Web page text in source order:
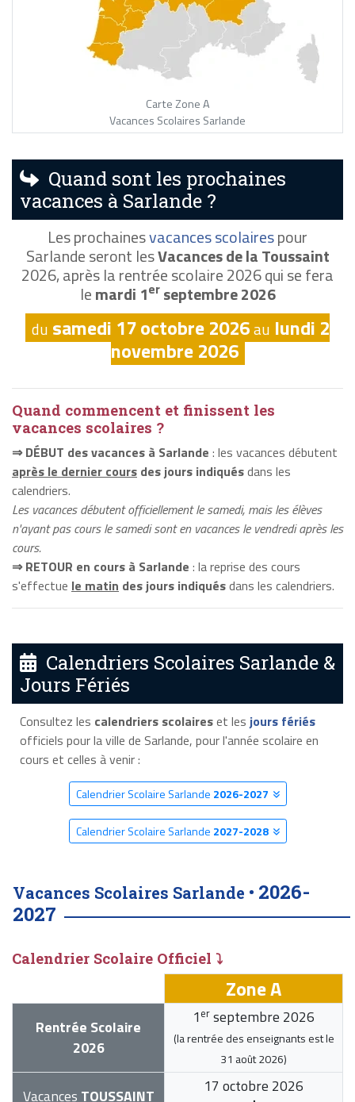
Carte Zone A
Vacances Scolaires Sarlande
Quand sont les prochaines
vacances à Sarlande ?
Les prochainesvacances scolairespour
Sarlande seront lesVacances de la Toussaint
2026, après la rentrée scolaire 2026 qui se fera
lemardi 1erseptembre 2026
du samedi 17 octobre 2026au lundi 2
novembre 2026
Quand commencent et finissent les
vacances scolaires ?
⇒ DÉBUT des vacances à Sarlande : les vacances débutent
après le dernier cours des jours indiquésdans les
calendriers.
Les vacances débutent officiellement le samedi, mais les élèves
n'ayant pas cours le samedi sont en vacances le vendredi après les
cours.
⇒ RETOUR en cours à Sarlande : la reprise des cours
s'effectue le matin des jours indiquésdans les calendriers.
Calendriers Scolaires Sarlande &
Jours Fériés
Consultez les calendriers scolaireset les jours fériés
officiels pour la ville de Sarlande, pour l'année scolaire en
cours et celles à venir :
Calendrier Scolaire Sarlande 2026-2027
Calendrier Scolaire Sarlande 2027-2028
Vacances Scolaires Sarlande • 2026-
2027
Calendrier Scolaire Officiel ⤵
Zone A
Rentrée Scolaire
2026
1 er septembre 2026
(la rentrée des enseignants est le
31 août 2026)
Vacances TOUSSAINT 17 octobre 2026